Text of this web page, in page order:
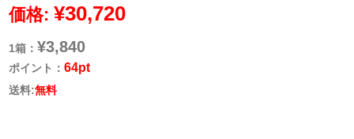
価格: ¥30,720
1箱： ¥3,840
ポイント：64pt
送料:無料